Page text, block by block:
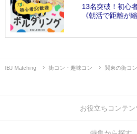
13名突破！初心
《朝活で距離が
IBJ Matching 街コン・趣味コン 関東の街コ
お役立ちコンテン